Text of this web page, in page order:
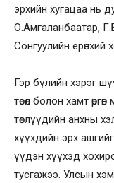
эрхийн хугацаа нь
О.Амгаланбаатар,
Сонгуулийн ерөнхий
Гэр бүлийн хэрэг
төсөл болон хамт
төслүүдийн анхны
хүүхдийн эрх
үүдэн хүүхэд
тусгажээ. Улсын